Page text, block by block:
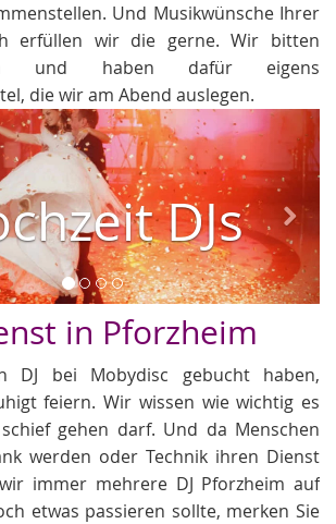
Und Musikwünsche Ihrer
erfüllen wir die gerne. Wir bitten
und haben dafür eigens
die wir am Abend auslegen.
DJs
in Pforzheim
DJ bei Mobydisc gebucht haben,
feiern. Wir wissen wie wichtig es
gehen darf. Und da Menschen
werden oder Technik ihren Dienst
immer mehrere DJ Pforzheim auf
etwas passieren sollte, merken Sie